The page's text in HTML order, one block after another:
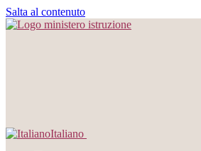
Salta al contenuto
Italiano